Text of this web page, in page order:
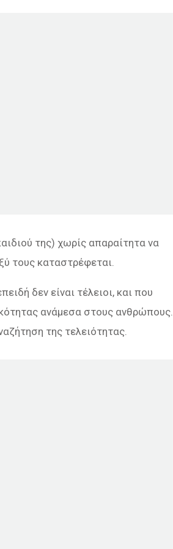
της) χωρίς απαραίτητα να
τους καταστρέφεται.
δεν είναι τέλειοι, και που
ανάμεσα στους ανθρώπους.
της τελειότητας.